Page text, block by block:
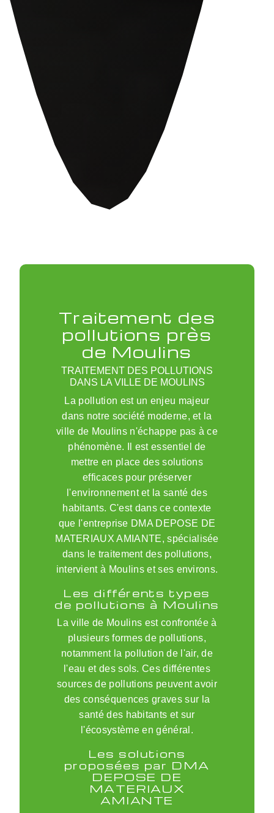
Traitement des
pollutions près
de Moulins
TRAITEMENT DES POLLUTIONS
DANS LA VILLE DE MOULINS
La pollution est un enjeu majeur
dans notre société moderne, et la
ville de Moulins n'échappe pas à ce
phénomène. Il est essentiel de
mettre en place des solutions
efficaces pour préserver
l'environnement et la santé des
habitants. C'est dans ce contexte
que l'entreprise DMA DEPOSE DE
MATERIAUX AMIANTE, spécialisée
dans le traitement des pollutions,
intervient à Moulins et ses environs.
Les différents types
de pollutions à Moulins
La ville de Moulins est confrontée à
plusieurs formes de pollutions,
notamment la pollution de l'air, de
l'eau et des sols. Ces différentes
sources de pollutions peuvent avoir
des conséquences graves sur la
santé des habitants et sur
l'écosystème en général.
Les solutions
proposées par DMA
DEPOSE DE
MATERIAUX
AMIANTE